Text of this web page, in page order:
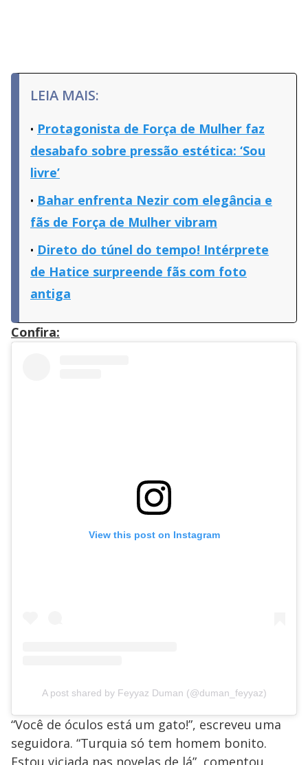
LEIA MAIS:
Protagonista de Força de Mulher faz
desabafo sobre pressão estética: ‘Sou
livre’
Bahar enfrenta Nezir com elegância e
fãs de Força de Mulher vibram
Direto do túnel do tempo! Intérprete
de Hatice surpreende fãs com foto
antiga
Confira:
View this post on Instagram
A post shared by Feyyaz Duman (@duman_feyyaz)
“Você de óculos está um gato!”, escreveu uma
seguidora. “Turquia só tem homem bonito.